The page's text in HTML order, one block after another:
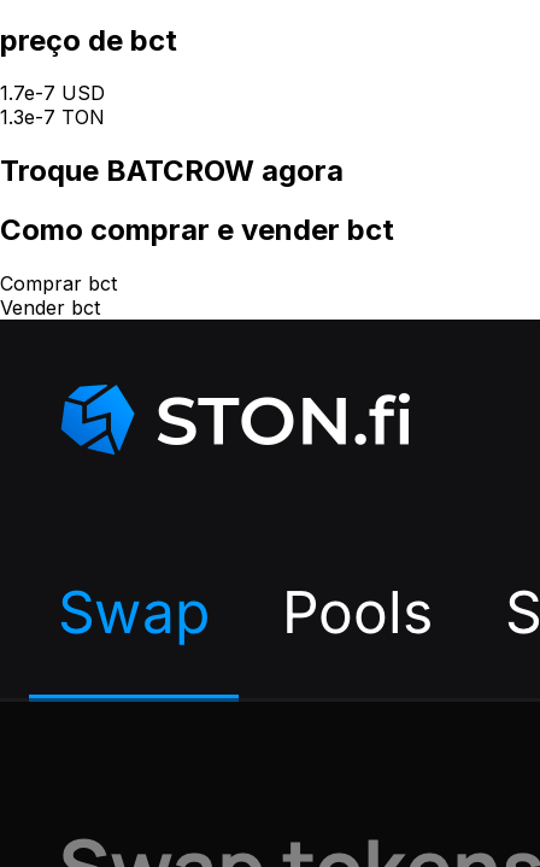
preço de bct
1.7e-7 USD
1.3e-7 TON
Troque BATCROW agora
Como comprar e vender bct
Comprar bct
Vender bct